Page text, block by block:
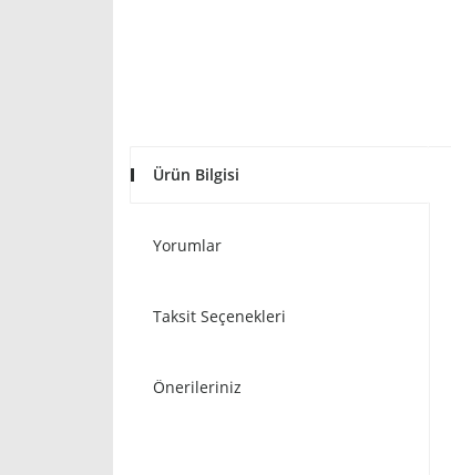
Ürün Bilgisi
Yorumlar
Taksit Seçenekleri
Önerileriniz